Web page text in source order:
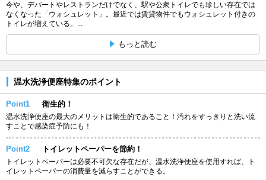
今や、デパートやレストランだけでなく、駅や公衆トイレでも珍しい存在では
なくなった「ウォシュレット」。最近では賃貸物件でもウォシュレット付きの
トイレが増えている。...
もっと読む
温水洗浄便座特集のポイント
Point1 衛生的！
温水洗浄便座の最大のメリットは衛生的であること！汚れをすっきりと洗い流
すことで感染症予防にも！
Point2 トイレットペーパーを節約！
トイレットペーパーは必要不可欠な存在だが、温水洗浄便座を使用すれば、ト
イレットペーパーの消費量を減らすことができる。